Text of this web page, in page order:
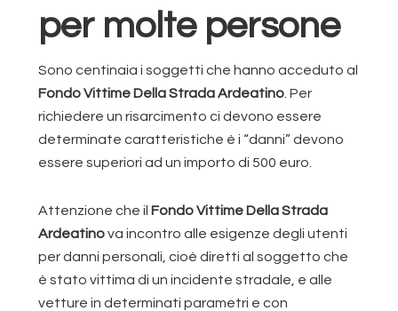
per molte persone
Sono centinaia i soggetti che hanno acceduto al
Fondo Vittime Della Strada Ardeatino . Per
richiedere un risarcimento ci devono essere
determinate caratteristiche è i “danni” devono
essere superiori ad un importo di 500 euro.
Attenzione che il Fondo Vittime Della Strada
Ardeatinova incontro alle esigenze degli utenti
per danni personali, cioè diretti al soggetto che
è stato vittima di un incidente stradale, e alle
vetture in determinati parametri e con